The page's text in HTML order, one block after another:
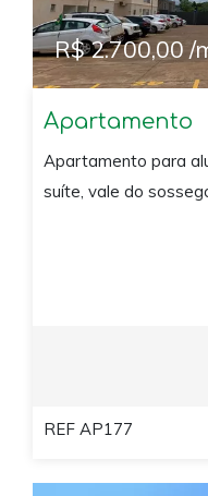
R$ 2.700,00 /
Apartamento
Apartamento para
suíte, vale do
REF AP177